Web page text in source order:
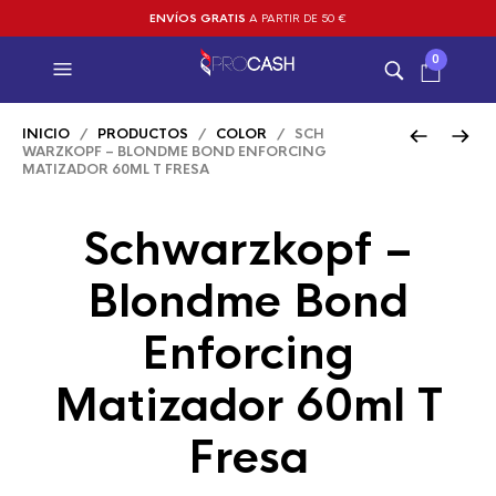
ENVÍOS GRATIS A PARTIR DE 50 €
0
INICIO / PRODUCTOS / COLOR / SCH
WARZKOPF – BLONDME BOND ENFORCING
MATIZADOR 60ML T FRESA
Schwarzkopf –
Blondme Bond
Enforcing
Matizador 60ml T
Fresa